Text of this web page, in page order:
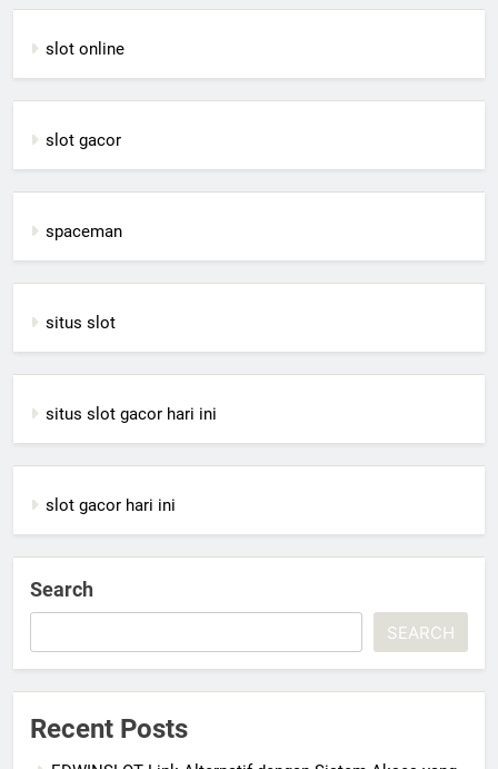
slot online
slot gacor
spaceman
situs slot
situs slot gacor hari ini
slot gacor hari ini
Search
SEARCH
Recent Posts